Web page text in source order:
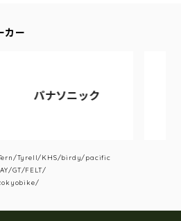
カー
パナソニック
Tern/Tyrell/KHS/birdy/pacific
GT/FELT/